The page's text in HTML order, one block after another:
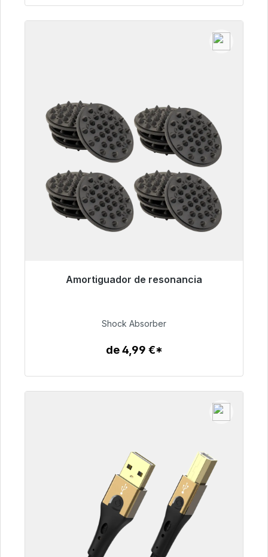
Amortiguador de resonancia
Listo para envío inmediato, plazo de entrega
54,99 €
Shock Absorber
de 4,99 €*